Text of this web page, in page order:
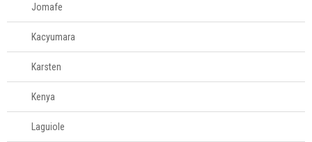
servir
Churrasco
Linha infantil
Panelas
Jomafe
Kacyumara
Karsten
Kenya
Laguiole